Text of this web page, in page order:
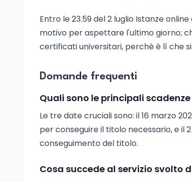
Entro le 23.59 del 2 luglio Istanze
motivo per aspettare l'ultimo giorno;
certificati universitari, perchè è lì che
Domande frequenti
Quali sono le principali
Le tre date cruciali sono: il 16 marzo
per conseguire il titolo necessario, e il
conseguimento del titolo.
Cosa succede al servizio svolto